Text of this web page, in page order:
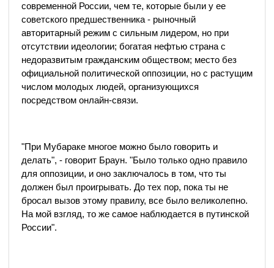
современной России, чем те, которые были у ее
советского предшественника - рыночный
авторитарный режим с сильным лидером, но при
отсутствии идеологии; богатая нефтью страна с
недоразвитым гражданским обществом; место без
официальной политической оппозиции, но с растущим
числом молодых людей, организующихся
посредством онлайн-связи.
"При Мубараке многое можно было говорить и
делать", - говорит Браун. "Было только одно правило
для оппозиции, и оно заключалось в том, что ты
должен был проигрывать. До тех пор, пока ты не
бросал вызов этому правилу, все было великолепно.
На мой взгляд, то же самое наблюдается в путинской
России".